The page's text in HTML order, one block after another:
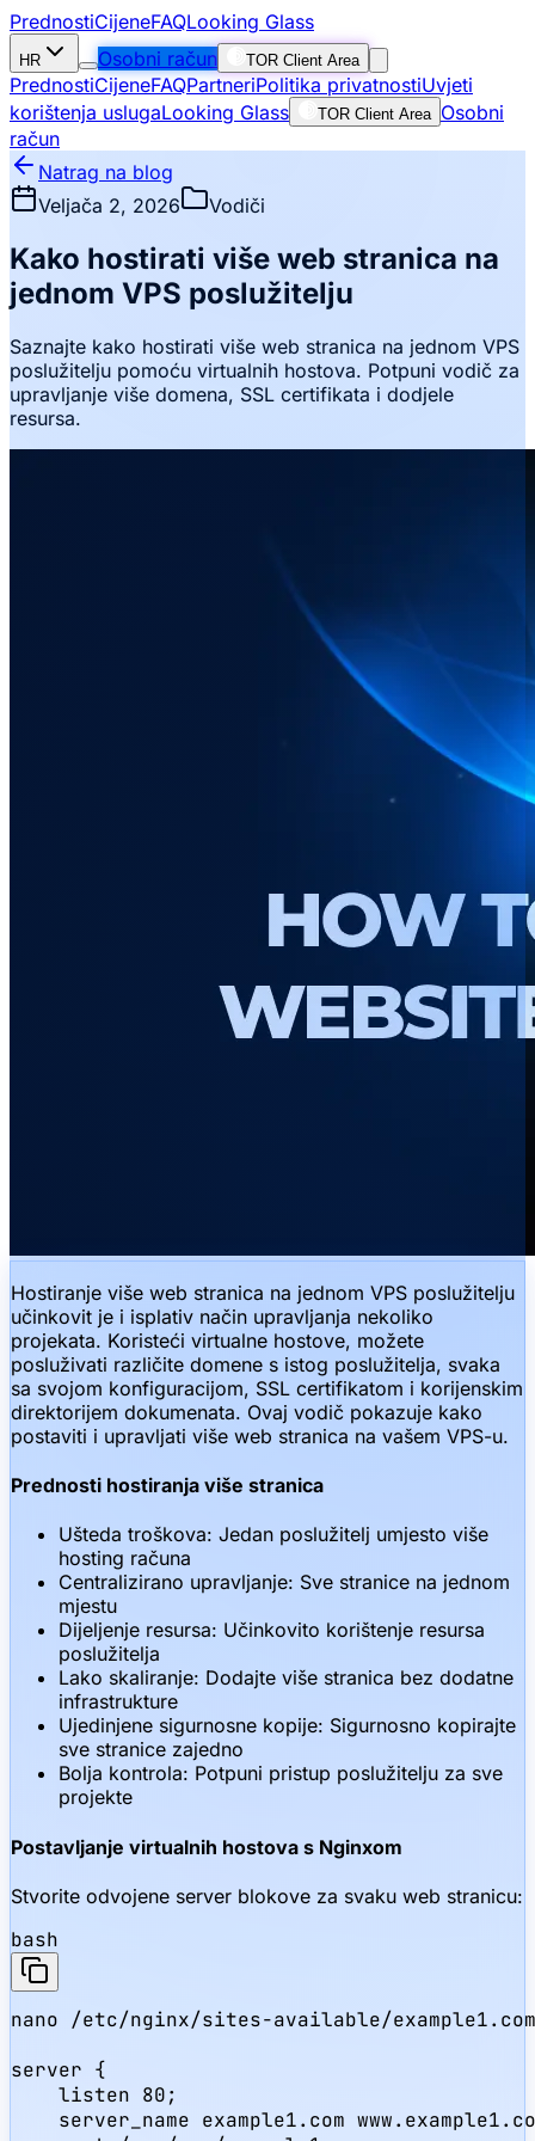
PrednostiCijeneFAQLooking Glass
HR Osobni račun TOR Client Area
PrednostiCijeneFAQPartneriPolitika privatnostiUvjeti
korištenja uslugaLooking Glass TOR Client Area Osobni
račun
Natrag na blog
Veljača 2, 2026
Vodiči
Kako hostirati više web stranica na
jednom VPS poslužitelju
Saznajte kako hostirati više web stranica na jednom VPS
poslužitelju pomoću virtualnih hostova. Potpuni vodič za
upravljanje više domena, SSL certifikata i dodjele
resursa.
Hostiranje više web stranica na jednom VPS poslužitelju
učinkovit je i isplativ način upravljanja nekoliko
projekata. Koristeći virtualne hostove, možete
posluživati različite domene s istog poslužitelja, svaka
sa svojom konfiguracijom, SSL certifikatom i korijenskim
direktorijem dokumenata. Ovaj vodič pokazuje kako
postaviti i upravljati više web stranica na vašem VPS-u.
Prednosti hostiranja više stranica
Ušteda troškova: Jedan poslužitelj umjesto više
hosting računa
Centralizirano upravljanje: Sve stranice na jednom
mjestu
Dijeljenje resursa: Učinkovito korištenje resursa
poslužitelja
Lako skaliranje: Dodajte više stranica bez dodatne
infrastrukture
Ujedinjene sigurnosne kopije: Sigurnosno kopirajte
sve stranice zajedno
Bolja kontrola: Potpuni pristup poslužitelju za sve
projekte
Postavljanje virtualnih hostova s Nginxom
Stvorite odvojene server blokove za svaku web stranicu:
bash
nano /etc/nginx/sites-available/example1.com
server {
    listen 80;
server_name example1.com